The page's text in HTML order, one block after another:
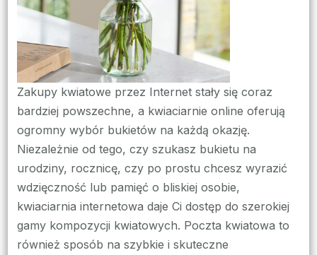
Zakupy kwiatowe przez Internet stały się coraz
bardziej powszechne, a kwiaciarnie online oferują
ogromny wybór bukietów na każdą okazję.
Niezależnie od tego, czy szukasz bukietu na
urodziny, rocznicę, czy po prostu chcesz wyrazić
wdzięczność lub pamięć o bliskiej osobie,
kwiaciarnia internetowa daje Ci dostęp do szerokiej
gamy kompozycji kwiatowych. Poczta kwiatowa to
również sposób na szybkie i skuteczne